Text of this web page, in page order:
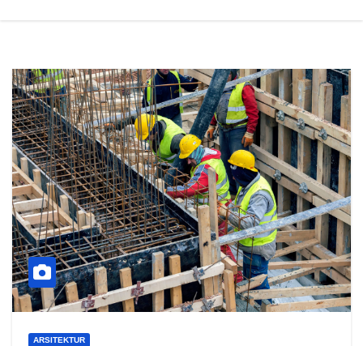
ARSITEKTUR